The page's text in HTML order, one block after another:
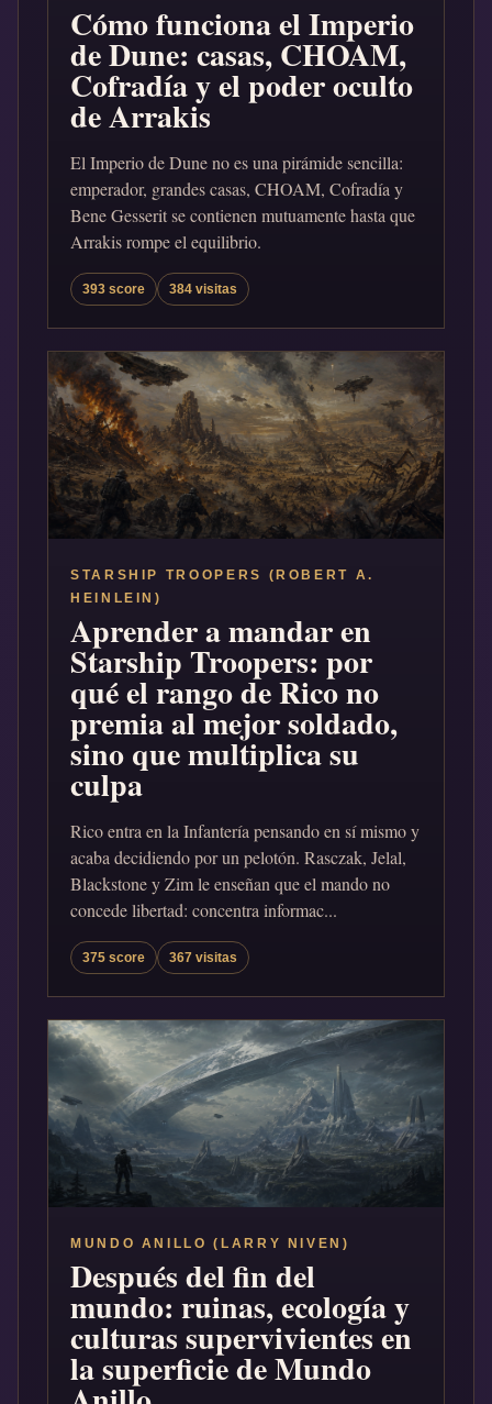
Cómo funciona el Imperio
de Dune: casas, CHOAM,
Cofradía y el poder oculto
de Arrakis
El Imperio de Dune no es una pirámide sencilla:
emperador, grandes casas, CHOAM, Cofradía y
Bene Gesserit se contienen mutuamente hasta que
Arrakis rompe el equilibrio.
393 score 384 visitas
STARSHIP TROOPERS (ROBERT A.
HEINLEIN)
Aprender a mandar en
Starship Troopers: por
qué el rango de Rico no
premia al mejor soldado,
sino que multiplica su
culpa
Rico entra en la Infantería pensando en sí mismo y
acaba decidiendo por un pelotón. Rasczak, Jelal,
Blackstone y Zim le enseñan que el mando no
concede libertad: concentra informac...
375 score 367 visitas
MUNDO ANILLO (LARRY NIVEN)
Después del fin del
mundo: ruinas, ecología y
culturas supervivientes en
la superficie de Mundo